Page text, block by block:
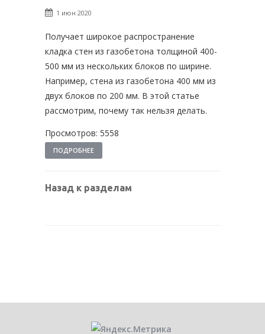
1 июн 2020
Получает широкое распространение
кладка стен из газобетона толщиной 400-
500 мм из нескольких блоков по ширине.
Например, стена из газобетона 400 мм из
двух блоков по 200 мм. В этой статье
рассмотрим, почему так нельзя делать.
Просмотров: 5558
ПОДРОБНЕЕ
Назад к разделам